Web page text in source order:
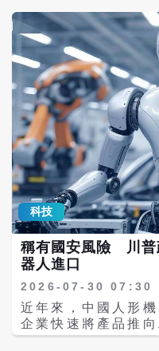
背後，也反映中國
表示，過去中國對
路、港口及大型基
能源、高端製造、
這代表中國出口內
備，逐漸轉向高附加價值產
龐大的太陽能產能
歐洲、美國近年相
國企業開始積極拓
大的非洲，正成為最具
政策同步帶動非洲農產品出
作，中非貿易也同
Riyp執行長埃薩
今年中國進一步推
施後，南非水果、
國市場的機會增加。 中國官方資料顯示，目
已對53個與中國建
遇，希望進一步擴
當地工業化發展。
衡長期以來中國對
構。 不過，專家提醒，非洲企業若希望真正打
門。 呼應政策與市場趨勢，搶佔亞太 AI 廊道
商機 本屆 AI WAVE SHOW 2026 聚焦於
「代理式 AI（AI
AI（Edge AI）」
（LLMs）」三大核
幕致詞時亦指出，
人才等政策工具，
態系。 碳金國際與宏碁 Acer 共同推出的 AI
Cube 350，完美
與在地化部署的強
的超高部署效率，
傳統產業，皆能透
術門檻，加速數位
獲利方程式。 展場實機體驗，引爆觀展熱潮
在本次 AI WAVE
Acer 的聯合展位吸
購代表及科技迷駐
Cube 350 如何在
無需外接雲端、兼
下，提供流暢、精
用，展現出強勁的
源技術應共同推動 AI 生
源，黃仁勳也指出
從運算能力逐漸轉
用朝向智慧代理（
文處理發展，高頻
存與高速存取上的重要
輝達早期藉由GPU
向整合GPU與高頻
高度仰賴美光（
hynix）及三星電
Electronics）等記
而，目前 HBM 產
足，可能影響輝達AI系
述市場分析人士觀
頸，反映的是AI技
需求降溫。憑藉完
整合能力，輝達仍
市場的領導地位。 Attackers have frontier
AI. Defenders
ecosystem—the
models, force-
與國際問題研究中
研究報告，警告中
度「令人震驚」，
在中國軍方太空能
估中國民營航太企
系。 報告主要撰寫者為前美國國防部官員賓根
（Kari Bingen），
注中國軍事太空能
力、反衛星武器以
充分注意中國商業
模發展」。她認為
家間的軍事較量，
以及低成本大規模部署
告指出，如果美國
發展趨勢，未來可
爭中的被動局面。 10年冒出約600家企業 中
國打造完整商業航太產業鏈 根據
當年中國政府開始
鼓勵社會資本投入
科技
稱有國安風險 川普
器人進口
2026-07-30 07:30
近年來，中國人形
企業快速將產品推
在全球市場展現出